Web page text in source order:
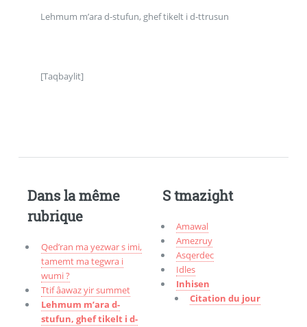
Lehmum m’ara d-stufun, ghef tikelt i d-ttrusun
[Taqbaylit]
Dans la même
rubrique
Qed’ran ma yezwar s imi,
tamemt ma tegwra i
wumi ?
Ttif âawaz yir summet
Lehmum m’ara d-
stufun, ghef tikelt i d-
S tmazight
Amawal
Amezruy
Asqerdec
Idles
Inhisen
Citation du jour